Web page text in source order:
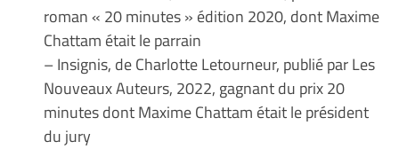
roman « 20 minutes » édition 2020, dont Maxime
Chattam était le parrain
– Insignis, de Charlotte Letourneur, publié par Les
Nouveaux Auteurs, 2022, gagnant du prix 20
minutes dont Maxime Chattam était le président
du jury